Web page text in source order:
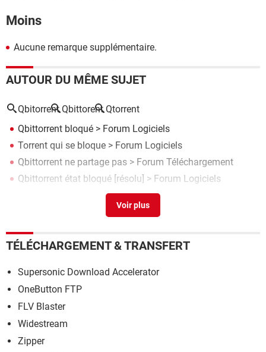
Moins
Aucune remarque supplémentaire.
AUTOUR DU MÊME SUJET
Qbitorrent Qbittorent Qtorrent
Qbittorrent bloqué > Forum Logiciels
Torrent qui se bloque > Forum Logiciels
Qbittorrent ne partage pas > Forum Téléchargement
Qbittorrent état bloqué [résolu] > Forum Logiciels
Qbittorrent en partage[résolu] >Forum Téléchargement
TÉLÉCHARGEMENT & TRANSFERT
Supersonic Download Accelerator
OneButton FTP
FLV Blaster
Widestream
Zipper